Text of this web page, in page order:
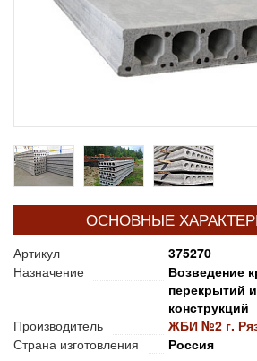
ОСНОВНЫЕ
Артикул
375270
Назначение
Возведение
перекрытий
конструкций
Производитель
ЖБИ №2 г.
Страна изготовления
Россия